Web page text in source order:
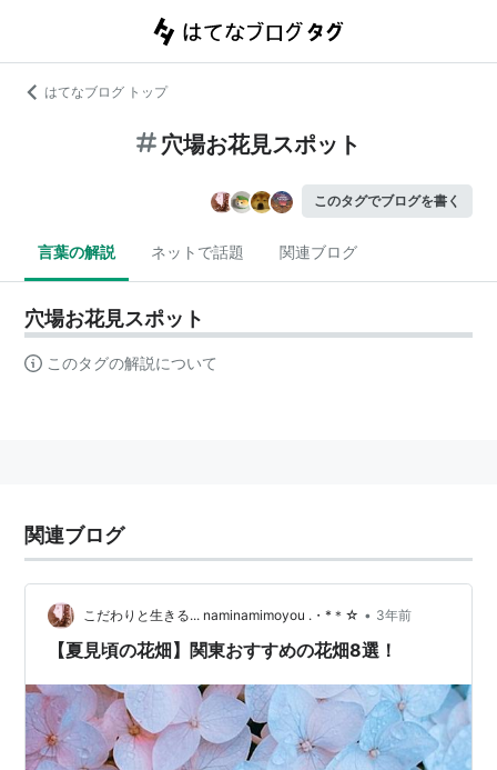
はてなブログ トップ
穴場お花見スポット
このタグでブログを書く
言葉の解説 ネットで話題 関連ブログ
穴場お花見スポット
このタグの解説について
関連ブログ
こだわりと生きる... naminamimoyou .・*＊☆ • 3年前
【夏見頃の花畑】関東おすすめの花畑8選！